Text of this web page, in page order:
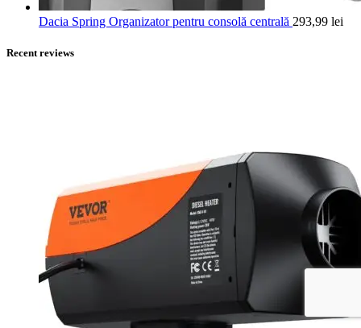
Dacia Spring Organizator pentru consolă centrală 293,99 lei
Recent reviews